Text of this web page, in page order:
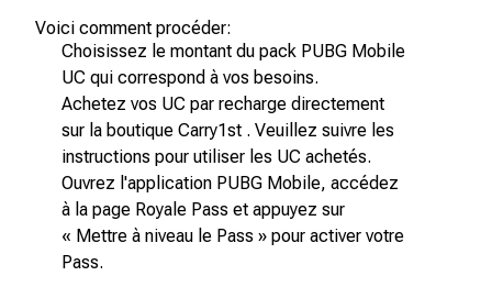
Voici comment procéder:
Choisissez le montant du pack PUBG Mobile
UC qui correspond à vos besoins.
Achetez vos UC par recharge directement
sur la boutique Carry1st . Veuillez suivre les
instructions pour utiliser les UC achetés.
Ouvrez l'application PUBG Mobile, accédez
à la page Royale Pass et appuyez sur
« Mettre à niveau le Pass » pour activer votre
Pass.